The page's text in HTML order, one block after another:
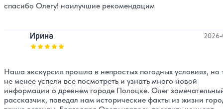
спасибо Олегу! наилучшие рекомендацим
Ирина
Оценка, количество звезд:
Наша экскурсия прошла в непростых погодных условиях, но
не менее успели все посмотреть и узнать много новой
информации о древнем городе Полоцке. Олег
рассказчик, поведал нам исторические факты из жизни